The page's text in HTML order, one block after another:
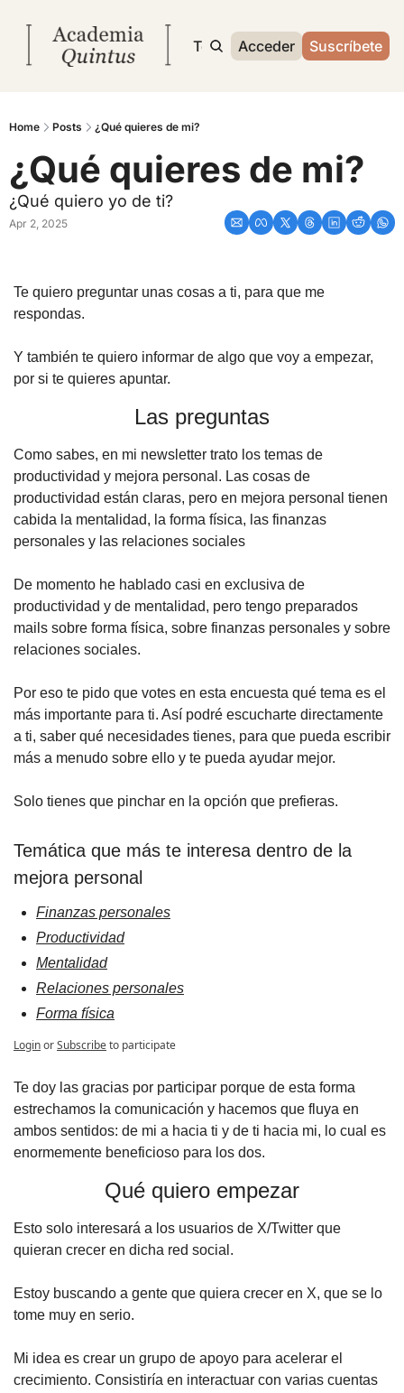
Inicio Archivo Temas Sobre mí
Acceder Suscríbete
Home Posts ¿Qué quieres de mi?
¿Qué quieres de mi?
¿Qué quiero yo de ti?
Apr 2, 2025
Te quiero preguntar unas cosas a ti, para que me
respondas.
Y también te quiero informar de algo que voy a empezar,
por si te quieres apuntar.
Las preguntas
Como sabes, en mi newsletter trato los temas de
productividad y mejora personal. Las cosas de
productividad están claras, pero en mejora personal tienen
cabida la mentalidad, la forma física, las finanzas
personales y las relaciones sociales
De momento he hablado casi en exclusiva de
productividad y de mentalidad, pero tengo preparados
mails sobre forma física, sobre finanzas personales y sobre
relaciones sociales.
Por eso te pido que votes en esta encuesta qué tema es el
más importante para ti. Así podré escucharte directamente
a ti, saber qué necesidades tienes, para que pueda escribir
más a menudo sobre ello y te pueda ayudar mejor.
Solo tienes que pinchar en la opción que prefieras.
Temática que más te interesa dentro de la
mejora personal
Finanzas personales
Productividad
Mentalidad
Relaciones personales
Forma física
LoginorSubscribeto participate
Te doy las gracias por participar porque de esta forma
estrechamos la comunicación y hacemos que fluya en
ambos sentidos: de mi a hacia ti y de ti hacia mi, lo cual es
enormemente beneficioso para los dos.
Qué quiero empezar
Esto solo interesará a los usuarios de X/Twitter que
quieran crecer en dicha red social.
Estoy buscando a gente que quiera crecer en X, que se lo
tome muy en serio.
Mi idea es crear un grupo de apoyo para acelerar el
crecimiento. Consistiría en interactuar con varias cuentas